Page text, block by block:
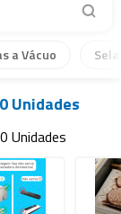
a Vácuo
Unidades